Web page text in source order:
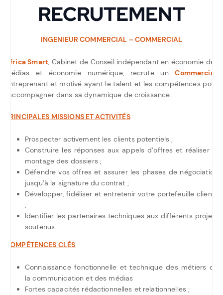
RECRUTEMENT
INGENIEUR COMMERCIAL – COMMERCIAL
Africa Smart , Cabinet de Conseil indépendant en économie des
médias et économie numérique, recrute unCommercial,
entreprenant et motivé ayant le talent et les compétences pour
l’accompagner dans sa dynamique de croissance.
PRINCIPALES MISSIONS ET ACTIVITÉS
Prospecter activement les clients potentiels ;
Construire les réponses aux appels d’offres et réaliser le
montage des dossiers ;
Défendre vos offres et assurer les phases de négociation
jusqu’à la signature du contrat ;
Développer, fidéliser et entretenir votre portefeuille clients
;
Identifier les partenaires techniques aux différents projets
soutenus.
COMPÉTENCES CLÉS
Connaissance fonctionnelle et technique des métiers de
la communication et des médias
Fortes capacités rédactionnelles et relationnelles ;